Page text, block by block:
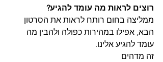
רוצים לראות מה עומד להגיע?
ממליצה בחום רותח לראות את הסרטון
הבא, אפילו במהירות כפולה ולהבין מה
עומד להגיע אלינו.
זה מדהים